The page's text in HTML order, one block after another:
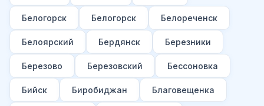
Белогорск Белогорск Белореченск
Белоярский Бердянск Березники
Березово Березовский Бессоновка
Бийск Биробиджан Благовещенка